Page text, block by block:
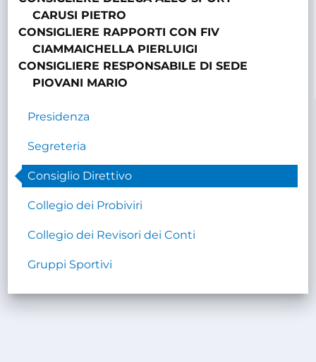
CARUSI PIETRO
CONSIGLIERE RAPPORTI CON FIV
CIAMMAICHELLA PIERLUIGI
CONSIGLIERE RESPONSABILE DI SEDE
PIOVANI MARIO
Presidenza
Segreteria
Consiglio Direttivo
Collegio dei Probiviri
Collegio dei Revisori dei Conti
Gruppi Sportivi